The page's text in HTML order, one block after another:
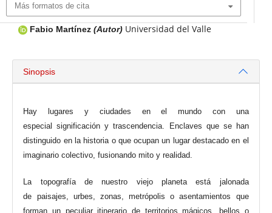
Más formatos de cita
Fabio Martínez (Autor) Universidad del Valle
Sinopsis
Hay lugares y ciudades en el mundo con una
especial significación y trascendencia. Enclaves que se han
distinguido en la historia o que ocupan un lugar destacado en el
imaginario colectivo, fusionando mito y realidad.
La topografía de nuestro viejo planeta está jalonada
de paisajes, urbes, zonas, metrópolis o asentamientos que